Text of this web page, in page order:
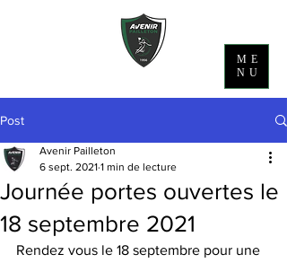
ME
NU
Post
Journée portes ouvertes le
18 septembre 2021
Avenir Pailleton
6 sept. 2021 1 min de lecture
Rendez vous le 18 septembre pour une